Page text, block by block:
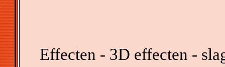
Effecten - 3D effecten -